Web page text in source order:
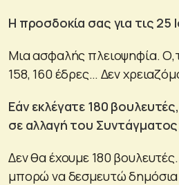
Η προσδοκία σας για τις 25
Μια ασφαλής πλειοψηφία.
158, 160 έδρες… Δεν
Εάν εκλέγατε 180
σε αλλαγή του
Δεν θα έχουμε 180
μπορώ να δεσμευτώ δημόσια